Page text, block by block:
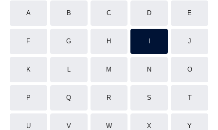
A B C D E
F G H J
K L M N O
P Q R S T
U V W X Y